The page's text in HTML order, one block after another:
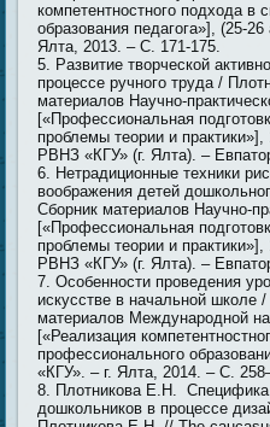
компетентностного подхода в
образования педагога»], (25-
Ялта, 2013. – С. 171-175.
Развитие творческой
процессе ручного труда /
материалов Научно-
[«Профессиональная
проблемы теории и
РВНЗ «КГУ» (г. Ялта). –
Нетрадиционные техники
воображения детей
Сборник материалов Научно-
[«Профессиональная
проблемы теории и
РВНЗ «КГУ» (г. Ялта). –
Особенности проведения
искусстве в начальной школе
материалов Международной
[«Реализация
профессионального
«КГУ». – г. Ялта, 2014. – С.
Плотникова Е.Н. Специфика
дошкольников в процессе